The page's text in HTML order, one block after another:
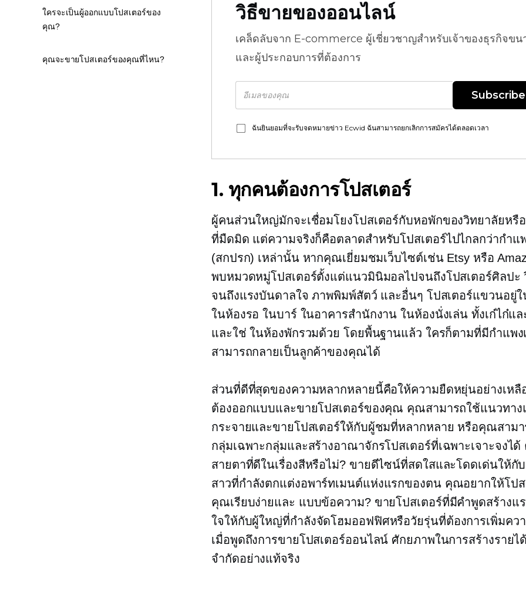
วิธีขายของออนไลน์
เคล็ดลับจาก E-commerce ผู้เชี่ยวชาญสำหรับเจ้าของธุรกิจขน
และผู้ประกอบการที่ต้องการ
Subscribe
ฉันยินยอมที่จะรับจดหมายข่าว Ecwid ฉันสามารถยกเลิกการสมัครได้ตลอดเวลา
1. ทุกคนต้องการโปสเตอร์
ผู้คนส่วนใหญ่มักจะเชื่อมโยงโปสเตอร์กับหอพักของวิทยาลัยหรื
ที่มืดมิด แต่ความจริงก็คือตลาดสำหรับโปสเตอร์ไปไกลกว่ากำแ
(สกปรก) เหล่านั้น หากคุณเยี่ยมชมเว็บไซต์เช่น Etsy หรือ
พบหมวดหมู่โปสเตอร์ตั้งแต่แนวมินิมอลไปจนถึงโปสเตอร์ศิลปะ
จนถึงแรงบันดาลใจ ภาพพิมพ์สัตว์ และอื่นๆ โปสเตอร์แขวนอยู่ใ
ในห้องรอ ในบาร์ ในอาคารสำนักงาน ในห้องนั่งเล่น ทั้งเก๋ไก๋แ
และใช่ ในห้องพักรวมด้วย โดยพื้นฐานแล้ว ใครก็ตามที่มีกำแพง
สามารถกลายเป็นลูกค้าของคุณได้
ส่วนที่ดีที่สุดของความหลากหลายนี้คือให้ความยืดหยุ่นอย่างเหลื
ต้องออกแบบและขายโปสเตอร์ของคุณ คุณสามารถใช้แนวทาง
กระจายและขายโปสเตอร์ให้กับผู้ชมที่หลากหลาย หรือคุณสามา
กลุ่มเฉพาะกลุ่มและสร้างอาณาจักรโปสเตอร์ที่เฉพาะเจาะจงไ
สายตาที่ดีในเรื่องสีหรือไม่? ขายดีไซน์ที่สดใสและโดดเด่นให้กั
สาวที่กำลังตกแต่งอพาร์ทเมนต์แห่งแรกของตน คุณอยากให้โปส
คุณเรียบง่ายและ แบบข้อความ?ขายโปสเตอร์ที่มีคำพูดสร้างแ
ใจให้กับผู้ใหญ่ที่กำลังจัดโฮมออฟฟิศหรือวัยรุ่นที่ต้องการเพิ่มคว
เมื่อพูดถึงการขายโปสเตอร์ออนไลน์ ศักยภาพในการสร้างราย
จำกัดอย่างแท้จริง
ใครจะเป็นผู้ออกแบบโปสเตอร์ของ
คุณ?
คุณจะขายโปสเตอร์ของคุณที่ไหน?